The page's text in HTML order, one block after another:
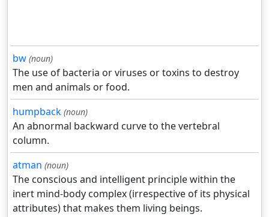
bw (noun)
The use of bacteria or viruses or toxins to destroy
men and animals or food.
humpback (noun)
An abnormal backward curve to the vertebral
column.
atman (noun)
The conscious and intelligent principle within the
inert mind-body complex (irrespective of its physical
attributes) that makes them living beings.